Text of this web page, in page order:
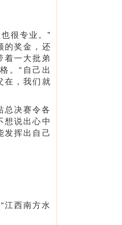
很专业。”
的奖金，还
着一大批弟
。“自己出
在，我们就
总决赛令各
想说出心中
发挥出自己
江西南方水